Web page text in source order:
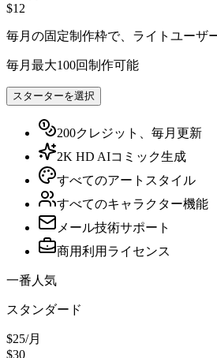
$12
毎月の固定制作枠で、ライトユーザ
毎月最大100回制作可能
スターターを選択
200クレジット、毎月更新
2K HD AIコミック生成
すべてのアートスタイル
すべてのキャラクター機能
メール技術サポート
商用利用ライセンス
一番人気
スタンダード
$25/月
$30